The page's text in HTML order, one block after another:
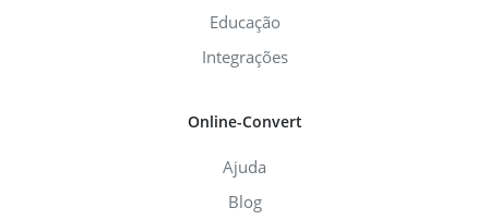
Educação
Integrações
Online-Convert
Ajuda
Blog